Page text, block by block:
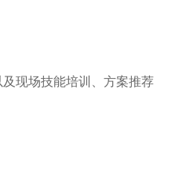
现场技能培训、方案推荐